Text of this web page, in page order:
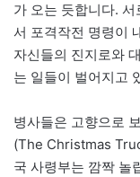
가 오는 듯합니다.
서 포격작전 명령이
자신들의 진지로와
는 일들이 벌어지고
병사들은 고향으로
(The Christmas
국 사령부는 깜짝 놀